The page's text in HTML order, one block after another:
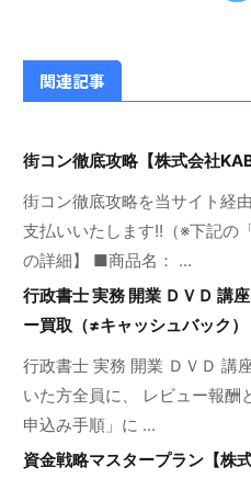
関連記事
街コン徹底攻略【株式会社
街コン徹底攻略を当サイト経
支払いいたします!!（※下記の
の詳細】 ■商品名： ...
行政書士 実務 開業 ＤＶＤ 講
ー買取（≠キャッシュバック）
行政書士 実務 開業 ＤＶＤ 講
いた方全員に、 レビュー報
申込み手順」に ...
資金戦略マスタープラン【株